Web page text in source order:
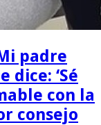
padre
dice: ‘Sé
con la
consejo